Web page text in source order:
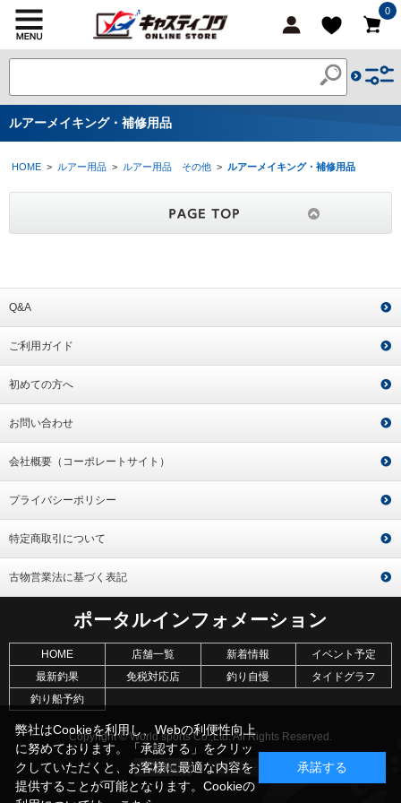
0
ルアーメイキング・補修用品
HOME > ルアー用品 > ルアー用品 その他 > ルアーメイキング・補修用品
Q&A
ご利用ガイド
初めての方へ
お問い合わせ
会社概要（コーポレートサイト）
プライバシーポリシー
特定商取引について
古物営業法に基づく表記
ポータルインフォメーション
HOME 店舗一覧 新着情報
イベント予定
最新釣果
免税対応店 釣り自慢
タイドグラフ
釣り船予約
Copyright © World sports Co.,Ltd. All Rights Reserved.
弊社はCookieを利用し、Webの利便性向上
に努めております。「承認する」をクリッ
クしていただくと、お客様に最適な内容を
提供することが可能となります。Cookieの
承諾する